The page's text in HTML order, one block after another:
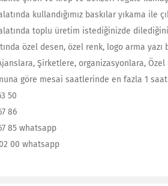
kullandığımız baskılar yıkama ile
toplu üretim istediğinizde
özel desen, özel renk, logo arma
Şirketlere, organizasyonlara,
göre mesai saatlerinde en fazla 1
50
86
85 whatsapp
00 whatsapp